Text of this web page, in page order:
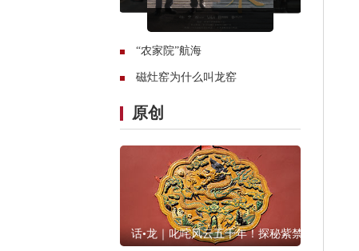
“农家院”航海
磁灶窑为什么叫龙窑
原创
话•龙｜叱咤风云五千年！探秘紫禁